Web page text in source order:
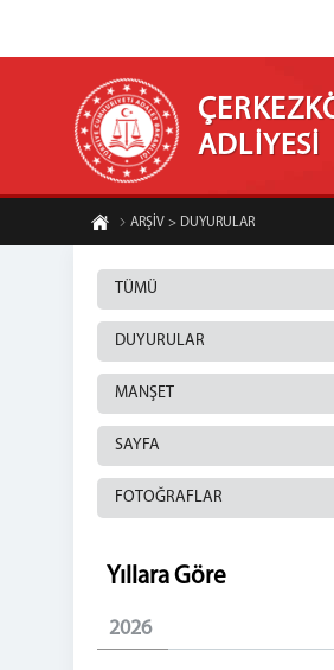
ADLİYESİ
ARŞİV > DUYURULAR
TÜMÜ
DUYURULAR
MANŞET
SAYFA
FOTOĞRAFLAR
Yıllara Göre
2026